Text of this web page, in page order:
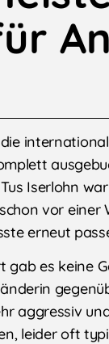
Iserlohn
vor
erneut
es keine
aggressiv
leider oft